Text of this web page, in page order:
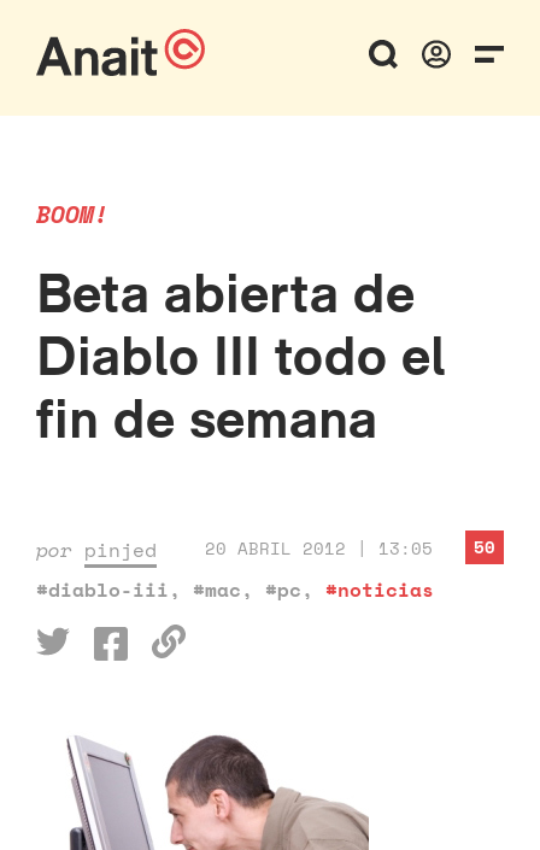
BOOM!
Beta abierta de
Diablo III todo el
fin de semana
por pinjed 20 ABRIL 2012 | 13:05
#diablo-iii, #mac, #pc, #noticias
50